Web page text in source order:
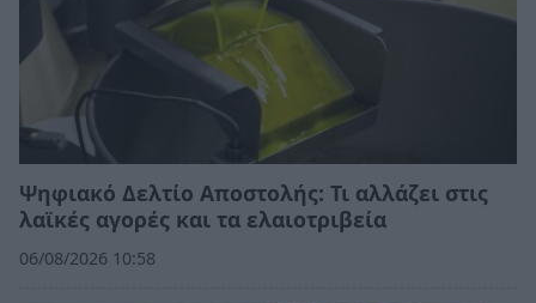
Ψηφιακό Δελτίο Αποστολής: Τι αλλάζει στις
λαϊκές αγορές και τα ελαιοτριβεία
06/08/2026 10:58